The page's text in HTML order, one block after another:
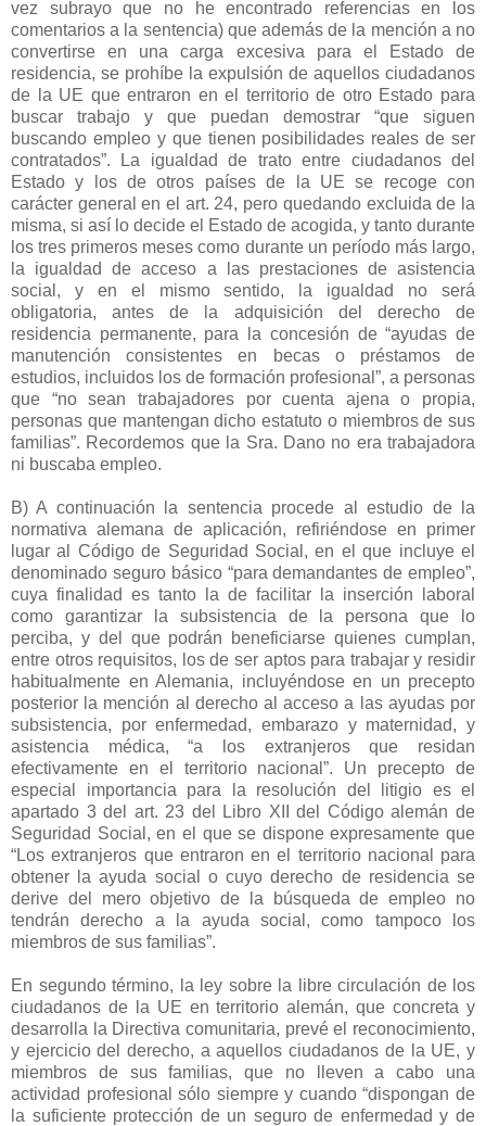
vez subrayo que no he encontrado referencias en los
comentarios a la sentencia) que además de la mención a no
convertirse en una carga excesiva para el Estado de
residencia, se prohíbe la expulsión de aquellos ciudadanos
de la UE que entraron en el territorio de otro Estado para
buscar trabajo y que puedan demostrar “que siguen
buscando empleo y que tienen posibilidades reales de ser
contratados”. La igualdad de trato entre ciudadanos del
Estado y los de otros países de la UE se recoge con
carácter general en el art. 24, pero quedando excluida de la
misma, si así lo decide el Estado de acogida, y tanto durante
los tres primeros meses como durante un período más largo,
la igualdad de acceso a las prestaciones de asistencia
social, y en el mismo sentido, la igualdad no será
obligatoria, antes de la adquisición del derecho de
residencia permanente, para la concesión de “ayudas de
manutención consistentes en becas o préstamos de
estudios, incluidos los de formación profesional”, a personas
que “no sean trabajadores por cuenta ajena o propia,
personas que mantengan dicho estatuto o miembros de sus
familias”. Recordemos que la Sra. Dano no era trabajadora
ni buscaba empleo.
B) A continuación la sentencia procede al estudio de la
normativa alemana de aplicación, refiriéndose en primer
lugar al Código de Seguridad Social, en el que incluye el
denominado seguro básico “para demandantes de empleo”,
cuya finalidad es tanto la de facilitar la inserción laboral
como garantizar la subsistencia de la persona que lo
perciba, y del que podrán beneficiarse quienes cumplan,
entre otros requisitos, los de ser aptos para trabajar y residir
habitualmente en Alemania, incluyéndose en un precepto
posterior la mención al derecho al acceso a las ayudas por
subsistencia, por enfermedad, embarazo y maternidad, y
asistencia médica, “a los extranjeros que residan
efectivamente en el territorio nacional”. Un precepto de
especial importancia para la resolución del litigio es el
apartado 3 del art. 23 del Libro XII del Código alemán de
Seguridad Social, en el que se dispone expresamente que
“Los extranjeros que entraron en el territorio nacional para
obtener la ayuda social o cuyo derecho de residencia se
derive del mero objetivo de la búsqueda de empleo no
tendrán derecho a la ayuda social, como tampoco los
miembros de sus familias”.
En segundo término, la ley sobre la libre circulación de los
ciudadanos de la UE en territorio alemán, que concreta y
desarrolla la Directiva comunitaria, prevé el reconocimiento,
y ejercicio del derecho, a aquellos ciudadanos de la UE, y
miembros de sus familias, que no lleven a cabo una
actividad profesional sólo siempre y cuando “dispongan de
la suficiente protección de un seguro de enfermedad y de